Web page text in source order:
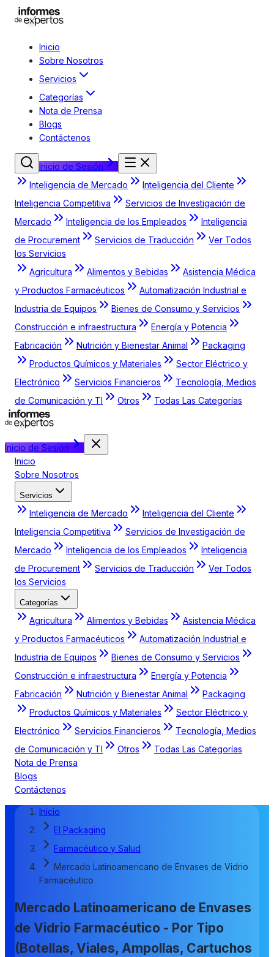
Inicio
Sobre Nosotros
Servicios
Categorías
Nota de Prensa
Blogs
Contáctenos
Inicio de Sesión
Inteligencia de Mercado
Inteligencia del Cliente
Inteligencia Competitiva
Servicios de Investigación de
Mercado
Inteligencia de los Empleados
Inteligencia
de Procurement
Servicios de Traducción
Ver Todos
los Servicios
Agricultura
Alimentos y Bebidas
Asistencia Médica
y Productos Farmacéuticos
Automatización Industrial e
Industria de Equipos
Bienes de Consumo y Servicios
Construcción e infraestructura
Energía y Potencia
Fabricación
Nutrición y Bienestar Animal
Packaging
Productos Químicos y Materiales
Sector Eléctrico y
Electrónico
Servicios Financieros
Tecnología, Medios
de Comunicación y TI
Otros Todas Las Categorías
Inicio de Sesión
Inicio
Sobre Nosotros
Servicios
Inteligencia de Mercado
Inteligencia del Cliente
Inteligencia Competitiva
Servicios de Investigación de
Mercado
Inteligencia de los Empleados
Inteligencia
de Procurement
Servicios de Traducción
Ver Todos
los Servicios
Categorías
Agricultura Alimentos y Bebidas
Asistencia Médica
y Productos Farmacéuticos
Automatización Industrial e
Industria de Equipos
Bienes de Consumo y Servicios
Construcción e infraestructura
Energía y Potencia
Fabricación
Nutrición y Bienestar Animal
Packaging
Productos Químicos y Materiales
Sector Eléctrico y
Electrónico
Servicios Financieros
Tecnología, Medios
de Comunicación y TI
Otros
Todas Las Categorías
Nota de Prensa
Blogs
Contáctenos
Inicio
El Packaging
Farmacéutico y Salud
Mercado Latinoamericano de Envases de Vidrio
Farmacéutico
Mercado Latinoamericano de Envases
de Vidrio Farmacéutico - Por Tipo
(Botellas, Viales, Ampollas, Cartuchos